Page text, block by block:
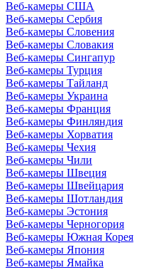
Веб-камеры США
Веб-камеры Сербия
Веб-камеры Словения
Веб-камеры Словакия
Веб-камеры Сингапур
Веб-камеры Турция
Веб-камеры Тайланд
Веб-камеры Украина
Веб-камеры Франция
Веб-камеры Финляндия
Веб-камеры Хорватия
Веб-камеры Чехия
Веб-камеры Чили
Веб-камеры Швеция
Веб-камеры Швейцария
Веб-камеры Шотландия
Веб-камеры Эстония
Веб-камеры Черногория
Веб-камеры Южная Корея
Веб-камеры Япония
Веб-камеры Ямайка